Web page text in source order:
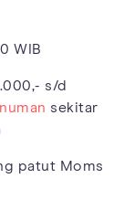
WIB
s/d
sekitar
patut Moms